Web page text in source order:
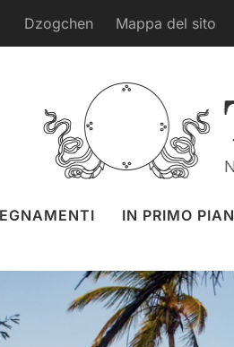
Dzogchen Mappa del sito
IN PRIMO
Ritiro online con
postato daLiz Granger 27 apr.